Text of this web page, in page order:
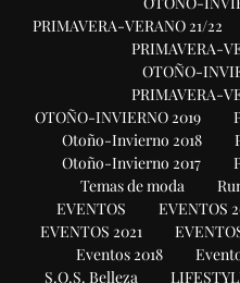
PRIMAVERA-VERANO 21/22
PRIMAVERA-
OTOÑO-
PRIMAVERA-
OTOÑO-INVIERNO 2019
Otoño-Invierno 2018
Otoño-Invierno 2017
Temas de moda
EVENTOS
EVENTOS
EVENTOS 2021
Eventos 2018
S.O.S. Belleza